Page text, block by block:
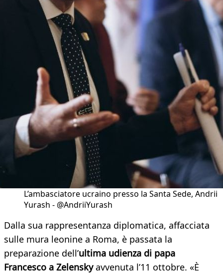
L’ambasciatore ucraino presso la Santa Sede, Andrii
Yurash - @AndriiYurash
Dalla sua rappresentanza diplomatica, affacciata
sulle mura leonine a Roma, è passata la
preparazione dell’ultima udienza di papa
Francesco a Zelenskyavvenuta l’11 ottobre. «È